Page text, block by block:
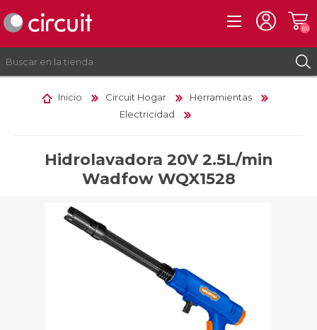
(0)
Inicio Circuit Hogar
Herramientas
Electricidad
Hidrolavadora 20V 2.5L/min
Wadfow WQX1528